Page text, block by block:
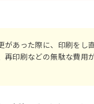
があった際に、印刷をし
再印刷などの無駄な費用